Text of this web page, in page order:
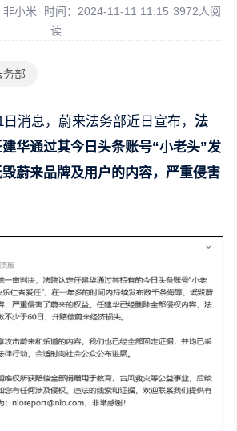
非小米 时间：2024-11-11 11:15 3972人阅
读
务部
日消息，蔚来法务部近日宣布，法
华通过其今日头条账号“小老头”发
蔚来品牌及用户的内容，严重侵害